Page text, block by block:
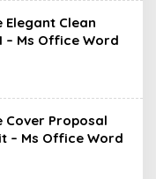
Clean
– Ms Office Word
Cover Proposal
– Ms Office Word